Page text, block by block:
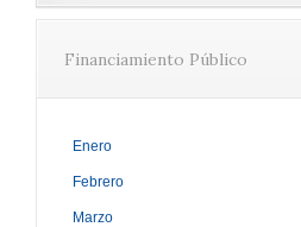
Financiamiento Público
Enero
Febrero
Marzo